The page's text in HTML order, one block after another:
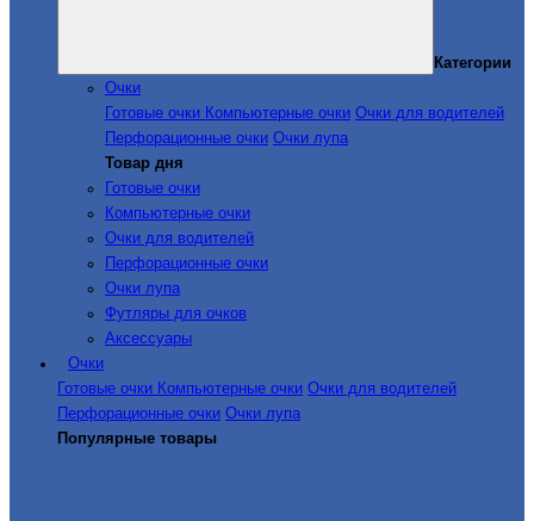
Категории
Очки
Готовые очки Компьютерные очки Очки для водителей
Перфорационные очки Очки лупа
Товар дня
Готовые очки
Компьютерные очки
Очки для водителей
Перфорационные очки
Очки лупа
Футляры для очков
Аксессуары
Очки
Готовые очки Компьютерные очки Очки для водителей
Перфорационные очки Очки лупа
Популярные товары